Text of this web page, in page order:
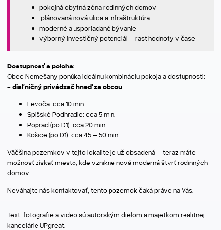
pokojná obytná zóna rodinných domov
plánovaná nová ulica a infraštruktúra
moderné a usporiadané bývanie
výborný investičný potenciál – rast hodnoty v čase
Dostupnosť a poloha:
Obec Nemešany ponúka ideálnu kombináciu pokoja a dostupnosti:
-diaľničný privádzač hneď za obcou
Levoča: cca 10 min.
Spišské Podhradie: cca 5 min.
Poprad (po D1): cca 20 min.
Košice (po D1): cca 45 – 50 min.
Väčšina pozemkov v tejto lokalite je už obsadená – teraz máte
možnosť získať miesto, kde vznikne nová moderná štvrť rodinných
domov.
Neváhajte nás kontaktovať, tento pozemok čaká práve na Vás.
Text, fotografie a video sú autorským dielom a majetkom realitnej
kancelárie UPgreat.